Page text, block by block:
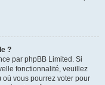
?
par phpBB Limited. Si
fonctionnalité, veuillez
où vous pourrez voter pour